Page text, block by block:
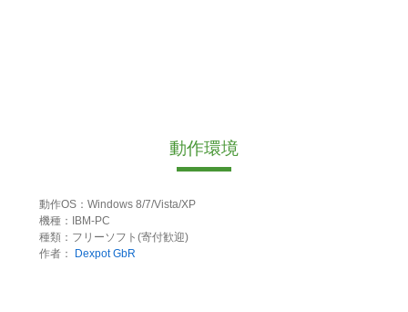
動作環境
動作OS：Windows 8/7/Vista/XP
機種：IBM-PC
種類：フリーソフト(寄付歓迎)
作者：
Dexpot GbR